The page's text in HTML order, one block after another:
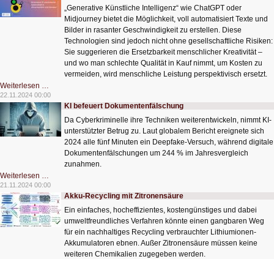
„Generative Künstliche Intelligenz“ wie ChatGPT oder
Midjourney bietet die Möglichkeit, voll automatisiert Texte und
Bilder in rasanter Geschwindigkeit zu erstellen. Diese
Technologien sind jedoch nicht ohne gesellschaftliche Risiken:
Sie suggerieren die Ersetzbarkeit menschlicher Kreativität –
und wo man schlechte Qualität in Kauf nimmt, um Kosten zu
vermeiden, wird menschliche Leistung perspektivisch ersetzt.
Weiterlesen …
KI
und
kreative
Autorschaft
Wissensarbeit
und
Literatur
22.11.2024 00:00
KI befeuert Dokumentenfälschung
Da Cyberkriminelle ihre Techniken weiterentwickeln, nimmt KI-
unterstützter Betrug zu. Laut globalem Bericht ereignete sich
2024 alle fünf Minuten ein Deepfake-Versuch, während digitale
Dokumentenfälschungen um 244 % im Jahresvergleich
zunahmen.
Weiterlesen …
befeuert
Dokumentenfälschung
21.11.2024 00:00
Akku-Recycling mit Zitronensäure
Ein einfaches, hocheffizientes, kostengünstiges und dabei
umweltfreundliches Verfahren könnte einen gangbaren Weg
für ein nachhaltiges Recycling verbrauchter Lithiumionen-
Akkumulatoren ebnen. Außer Zitronensäure müssen keine
weiteren Chemikalien zugegeben werden.